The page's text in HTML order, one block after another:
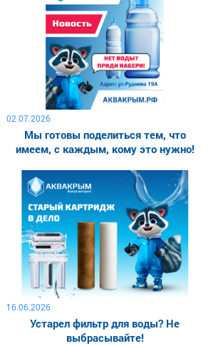
02.07.2026
Мы готовы поделиться тем, что
имеем, с каждым, кому это нужно!
16.06.2026
Устарел фильтр для воды? Не
выбрасывайте!